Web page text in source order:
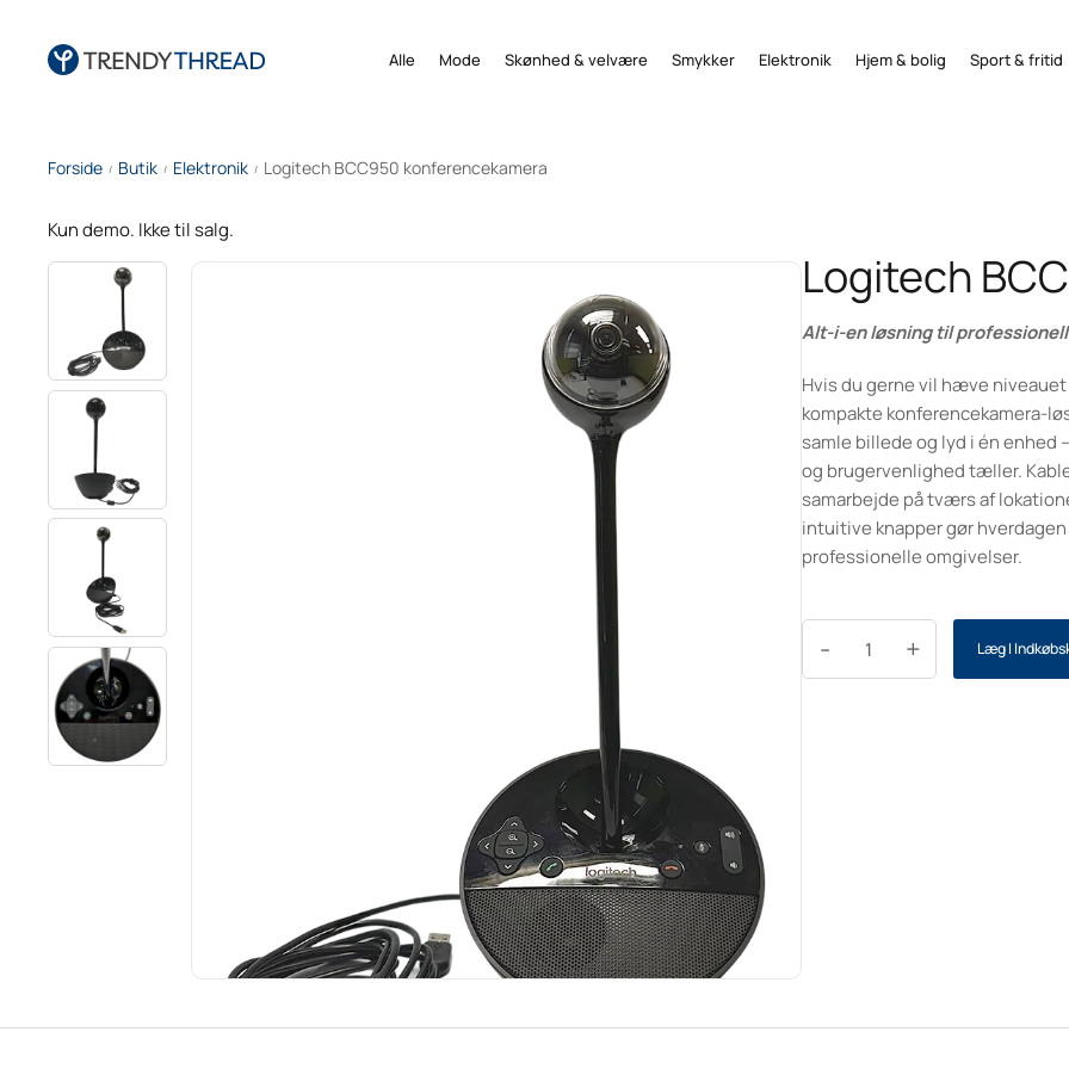
Alle Mode Skønhed & velvære Smykker Elektronik Hjem & bolig Sport & fritid
Forside / Butik / Elektronik / Logitech BCC950 konferencekamera
Kun demo. Ikke til salg.
Logitech
Alt-i-en løsning til
Hvis du gerne vil hæve
kompakte konferencekamera-
samle billede og lyd i én enhed
og brugervenlighed tæller.
samarbejde på tværs af
intuitive knapper gør
professionelle omgivelser.
+
- Læg I